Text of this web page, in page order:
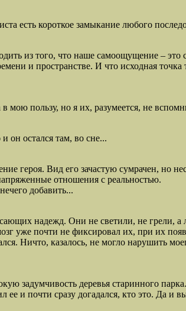
есть короткое замыкание любого
из того, что наше самоощущение –
и пространстве. И что исходная точка
мою пользу, но я их, разумеется, не
он остался там, во сне...
героя. Вид его зачастую сумрачен, но
отношения с реальностью.
добавить...
надежд. Они не светили, не грели, а
уже почти не фиксировал их, при их
Ничто, казалось, не могло нарушить
задумчивость деревья старинного
ее и почти сразу догадался, кто это. Да и